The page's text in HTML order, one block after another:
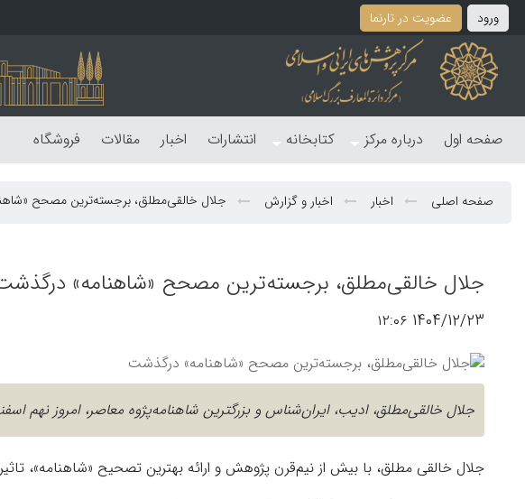
ورود عضویت در تارنما
صفحه اول درباره مرکز کتابخانه انتشارات اخبار مقالات فروشگاه
صفحه اصلی اخبار اخبار و گزارش جلال خالقی‌مطلق، برجسته‌ترین مصحح
جلال خالقی‌مطلق، برجسته‌ترین مصحح «شاهنامه»
1404/12/23 ۱۲:۰۶
جلال خالقی‌مطلق، ادیب، ایران‌شناس و بزرگترین شاهنامه‌پژوه معاصر، امروز نهم اسفندماه ۱۴۰۴
جلال خالقی مطلق، با بیش از نیم‌قرن پژوهش و ارائه بهترین تصحیح «شاهنامه»،